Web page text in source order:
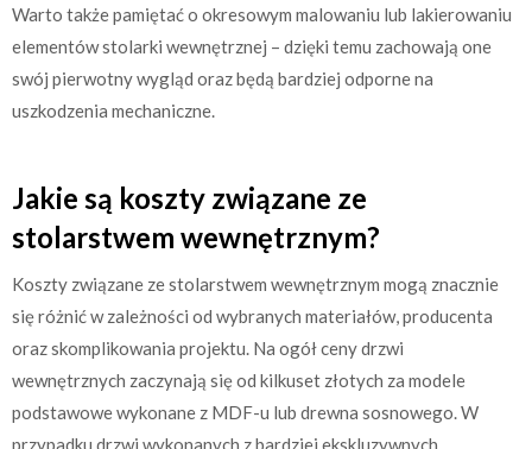
Warto także pamiętać o okresowym malowaniu lub lakierowaniu
elementów stolarki wewnętrznej – dzięki temu zachowają one
swój pierwotny wygląd oraz będą bardziej odporne na
uszkodzenia mechaniczne.
Jakie są koszty związane ze
stolarstwem wewnętrznym?
Koszty związane ze stolarstwem wewnętrznym mogą znacznie
się różnić w zależności od wybranych materiałów, producenta
oraz skomplikowania projektu. Na ogół ceny drzwi
wewnętrznych zaczynają się od kilkuset złotych za modele
podstawowe wykonane z MDF-u lub drewna sosnowego. W
przypadku drzwi wykonanych z bardziej ekskluzywnych